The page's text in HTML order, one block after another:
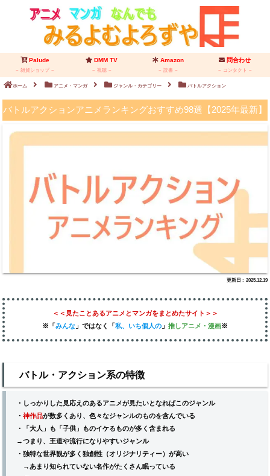
Palude
雑貨ショップ
DMM TV
視聴
Amazon
読書
問合わせ
コンタクト
ホーム アニメ・マンガ ジャンル・カテゴリー バトルアクション
バトルアクションアニメランキングおすすめ98選【2025年最新】
2025.12.19
＜＜見たことあるアニメとマンガをまとめたサイト＞＞
※「みんな 」 ではなく 「私、いち個人の 」 推しアニメ ・漫画※
バトル・アクション系の特徴
・しっかりした見応えのあるアニメが見たいとなればこのジャンル
・ 神作品が数多くあり、色々なジャンルのものを含んでいる
・「大人」も「子供」ものイケるものが多く含まれる
→つまり、王道や流行になりやすいジャンル
・独特な世界観が多く独創性（オリジナリティー）が高い
→あまり知られていない名作がたくさん眠っている